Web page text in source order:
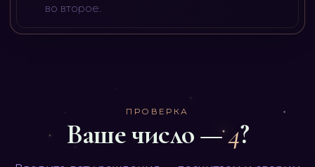
во второе.
ПРОВЕРКА
Ваше число —4?